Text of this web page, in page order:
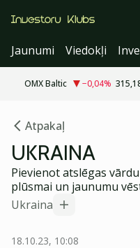
Jaunumi
Viedokļi
OMX Baltic −0,04%
Atpakaļ
UKRAINA
Pievienot atslēgas
plūsmai un jaunumu
Ukraina
18.10.23, 10:08